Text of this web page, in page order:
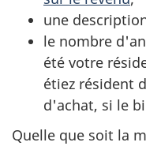
une
le nombre
été votre
étiez résident
d'achat, si le
Quelle que soit la